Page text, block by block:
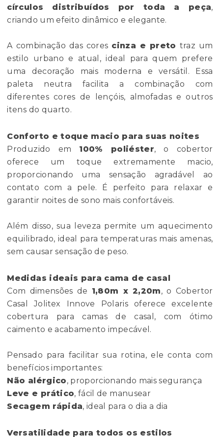
círculos distribuídos por toda a peça,
criando um efeito dinâmico e elegante.
A combinação das cores cinza e preto traz um
estilo urbano e atual, ideal para quem prefere
uma decoração mais moderna e versátil. Essa
paleta neutra facilita a combinação com
diferentes cores de lençóis, almofadas e outros
itens do quarto.
Conforto e toque macio para suas noites
Produzido em 100% poliéster, o cobertor
oferece um toque extremamente macio,
proporcionando uma sensação agradável ao
contato com a pele. É perfeito para relaxar e
garantir noites de sono mais confortáveis.
Além disso, sua leveza permite um aquecimento
equilibrado, ideal para temperaturas mais amenas,
sem causar sensação de peso.
Medidas ideais para cama de casal
Com dimensões de 1,80m x 2,20m, o Cobertor
Casal Jolitex Innove Polaris oferece excelente
cobertura para camas de casal, com ótimo
caimento e acabamento impecável.
Pensado para facilitar sua rotina, ele conta com
benefícios importantes:
Não alérgico, proporcionando mais segurança
Leve e prático, fácil de manusear
Secagem rápida, ideal para o dia a dia
Versatilidade para todos os estilos